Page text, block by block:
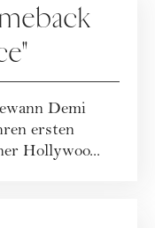
Demi
ersten
Hollywoo...